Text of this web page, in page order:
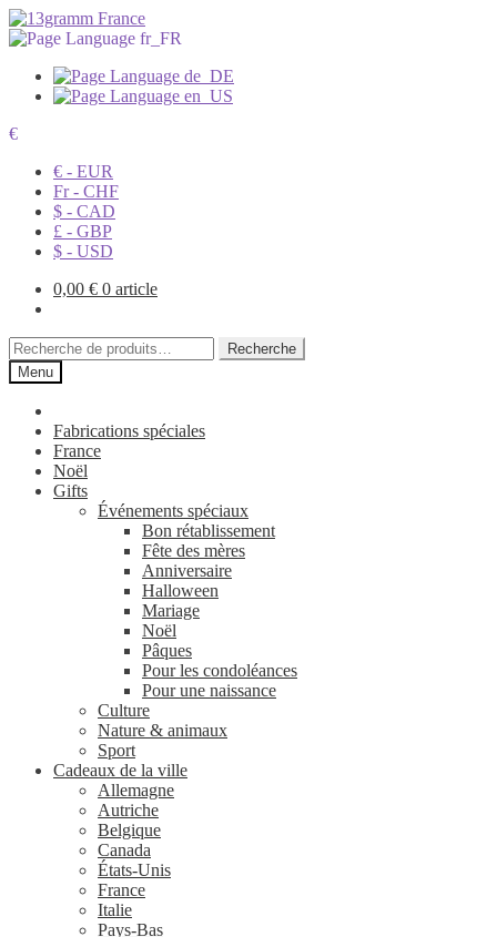
€
€ - EUR
Fr - CHF
$ - CAD
£ - GBP
$ - USD
0,00 € 0 article
Recherche
pour :
Recherche
Menu
Fabrications spéciales
France
Noël
Gifts
Événements spéciaux
Bon rétablissement
Fête des mères
Anniversaire
Halloween
Mariage
Noël
Pâques
Pour les condoléances
Pour une naissance
Culture
Nature & animaux
Sport
Cadeaux de la ville
Allemagne
Autriche
Belgique
Canada
États-Unis
France
Italie
Pays-Bas